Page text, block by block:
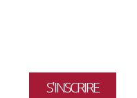
S'INSCRIRE